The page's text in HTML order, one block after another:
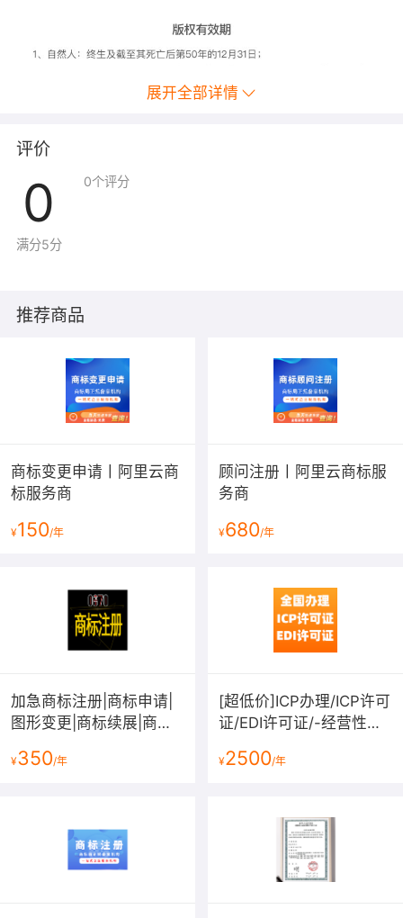
展开全部详情
评价
0
满分5分
0个评分
推荐商品
商标变更申请丨阿里云商
标服务商
¥150/年
顾问注册丨阿里云商标服
务商
¥680/年
加急商标注册|商标申请|
图形变更|商标续展|商标
拿不到受理通知书退款
¥350/年
[超低价]ICP办理/ICP许可
证/EDI许可证/-经营性网
务许可证
¥2500/年